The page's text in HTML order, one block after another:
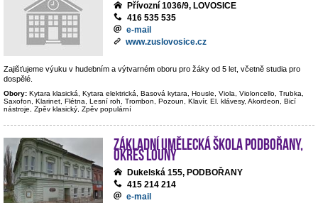
Přívozní 1036/9, LOVOSICE
416 535 535
e-mail
www.zuslovosice.cz
Zajišťujeme výuku v hudebním a výtvarném oboru pro žáky od 5 let, včetně studia pro
dospělé.
Obory: Kytara klasická, Kytara elektrická, Basová kytara, Housle, Viola, Violoncello, Trubka,
Saxofon, Klarinet, Flétna, Lesní roh, Trombon, Pozoun, Klavír, El. klávesy, Akordeon, Bicí
nástroje, Zpěv klasický, Zpěv populární
Základní umělecká škola Podbořany,
okres Louny
Dukelská 155, PODBOŘANY
415 214 214
e-mail